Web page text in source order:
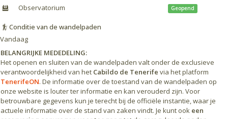
Observatorium Geopend
Conditie van de wandelpaden
Vandaag
BELANGRIJKE MEDEDELING:
Het openen en sluiten van de wandelpaden valt onder de exclusieve
verantwoordelijkheid van het Cabildo de Tenerife via het platform
TenerifeON. De informatie over de toestand van de wandelpaden op
onze website is louter ter informatie en kan verouderd zijn. Voor
betrouwbare gegevens kun je terecht bij de officiële instantie, waar je
actuele informatie over de stand van zaken vindt. Je kunt ook een